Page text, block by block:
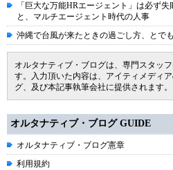
「巨大な万能HRエージェント」は必ず失
と、マルチエージェント時代の人事
沖縄で台風が来たときの過ごし方、とで
オルタナティブ・ブログは、専門スタッ
す。入力頂いた内容は、アイティメディ
グ、及び本記事執筆会社に提供されます。
オルタナティブ・ブログ GUIDE
オルタナティブ・ブログ憲章
利用規約